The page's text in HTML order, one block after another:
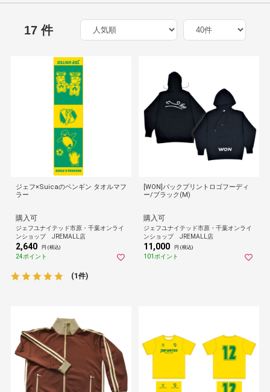
17 件
ジェフ×Suicaのペンギン タオルマフ
ラー
購入可
ジェフユナイテッド市原・千葉オンライ
ンショップ JREMALL店
2,640 円 (税込)
24ポイント
(1件)
[WON]バックプリントロゴフーディ
ー/ブラック(M)
購入可
ジェフユナイテッド市原・千葉オンライ
ンショップ JREMALL店
11,000 円 (税込)
101ポイント